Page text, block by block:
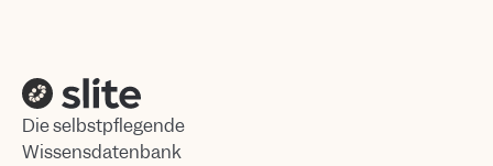
Die selbstpflegende
Wissensdatenbank